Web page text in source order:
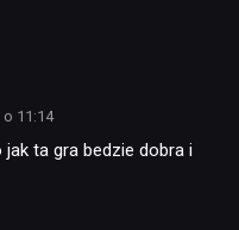
11:14
ta gra bedzie dobra i